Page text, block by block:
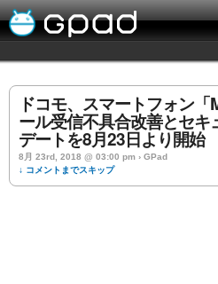
ドコモ、スマートフォン
ール受信不具合改善とセ
デートを8月23日より開始
8月 23rd, 2018 @ 03:00 pm › GPad
↓ コメントまでスキップ